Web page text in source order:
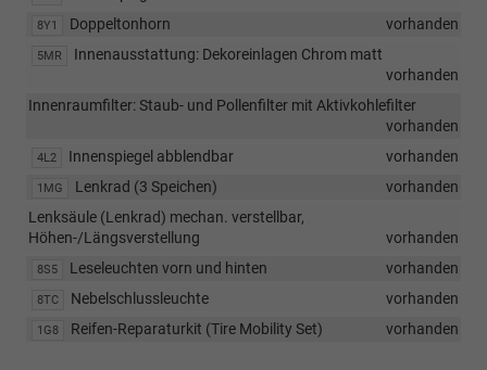
8Y1 Doppeltonhorn vorhanden
5MR
Innenausstattung: Dekoreinlagen Chrom matt
vorhanden
Innenraumfilter: Staub- und Pollenfilter mit Aktivkohlefilter
vorhanden
4L2 Innenspiegel abblendbar vorhanden
1MG Lenkrad (3 Speichen)
vorhanden
Lenksäule (Lenkrad) mechan. verstellbar,
Höhen-/Längsverstellung
vorhanden
8S5 Leseleuchten vorn und hinten vorhanden
8TC Nebelschlussleuchte vorhanden
1G8 Reifen-Reparaturkit (Tire Mobility Set) vorhanden